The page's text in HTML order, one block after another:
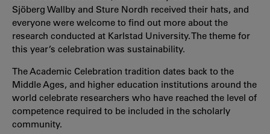
Sjöberg Wallby and Sture Nordh received their hats, and
everyone were welcome to find out more about the
research conducted at Karlstad University. The theme for
this year’s celebration was sustainability.
The Academic Celebration tradition dates back to the
Middle Ages, and higher education institutions around the
world celebrate researchers who have reached the level of
competence required to be included in the scholarly
community.